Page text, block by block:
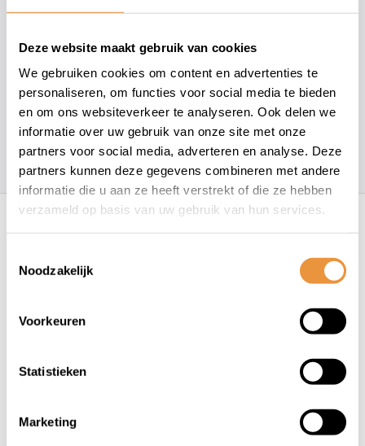
Deze website maakt gebruik van cookies
We gebruiken cookies om content en advertenties te
personaliseren, om functies voor social media te bieden
en om ons websiteverkeer te analyseren. Ook delen we
informatie over uw gebruik van onze site met onze
partners voor social media, adverteren en analyse. Deze
partners kunnen deze gegevens combineren met andere
informatie die u aan ze heeft verstrekt of die ze hebben
verzameld op basis van uw gebruik van hun services.
Noodzakelijk
Voorkeuren
Statistieken
Marketing
Hoe kunnen wij je helpen?
info@artsloten.nl
157 klanten geven een 4.7/5 op
Recent bekeken
4 lenzen - rood